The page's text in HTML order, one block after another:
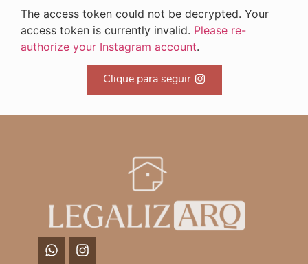
The access token could not be decrypted. Your
access token is currently invalid. Please re-
authorize your Instagram account.
Clique para seguir